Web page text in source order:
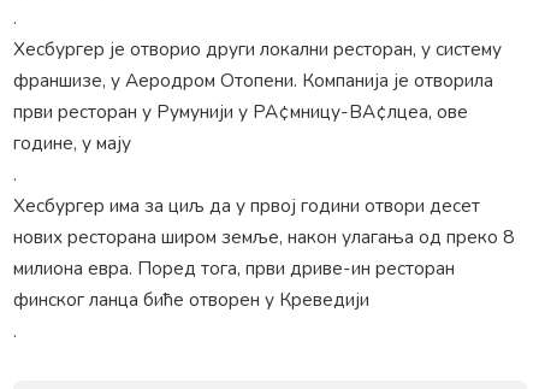
.
Хесбургер је отворио други локални ресторан, у систему
франшизе, у Аеродром Отопени. Компанија је отворила
први ресторан у Румунији у РА¢мницу-ВА¢лцеа, ове
године, у мају
.
Хесбургер има за циљ да у првој години отвори десет
нових ресторана широм земље, након улагања од преко 8
милиона евра. Поред тога, први дриве-ин ресторан
финског ланца биће отворен у Креведији
.